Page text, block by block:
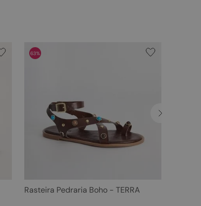
63%
Rasteira Pedraria Boho - TERRA